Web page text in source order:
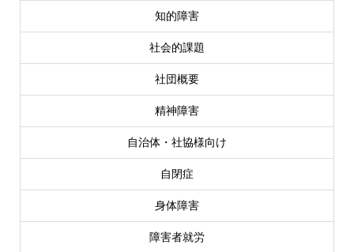
知的障害
社会的課題
社団概要
精神障害
自治体・社協様向け
自閉症
身体障害
障害者就労